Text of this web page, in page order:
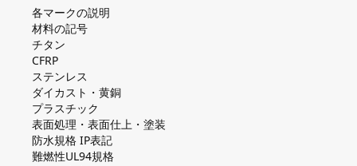
各マークの説明
材料の記号
チタン
CFRP
ステンレス
ダイカスト・⻩銅
プラスチック
表面処理・表面仕上・塗装
防⽔規格 IP表記
難燃性UL94規格